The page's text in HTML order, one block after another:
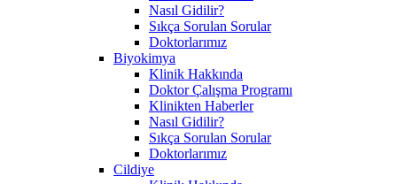
Nasıl Gidilir?
Sıkça Sorulan Sorular
Doktorlarımız
Biyokimya
Klinik Hakkında
Doktor Çalışma Programı
Klinikten Haberler
Nasıl Gidilir?
Sıkça Sorulan Sorular
Doktorlarımız
Cildiye